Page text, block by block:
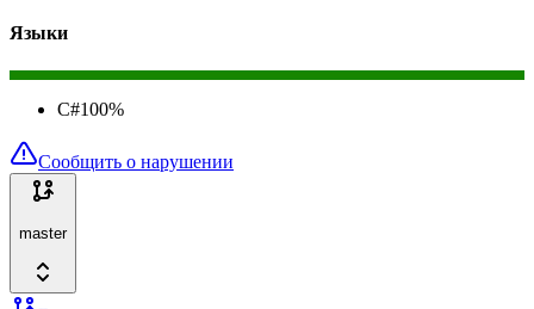
Языки
C#100%
Сообщить о нарушении
master